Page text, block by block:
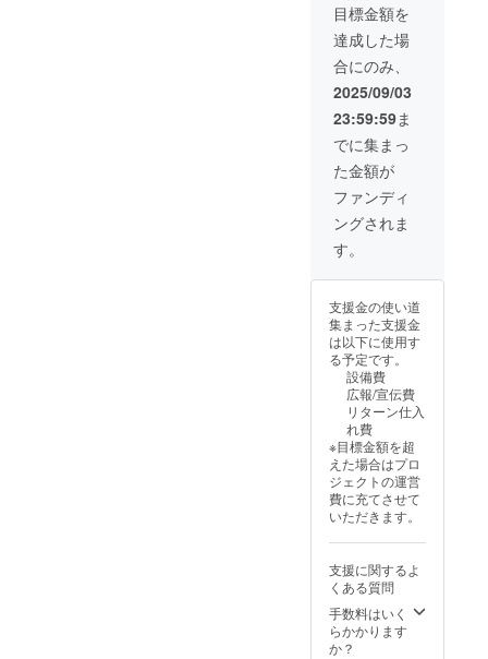
ターン
になり
ます。
Tシャツ
の色は
白と黒
ですが
字体や
色味は
変わる
可能性
があり
ます。
年９
月〜
2026年
８月末
黒 （ス
タッフ
にクラ
ウド
ファン
ディン
グで支
援をし
た旨を
お声掛
けくだ
さ
い。）
はでき
ん。手
渡しで
のリ
ターン
になり
ます。
Tシャツ
白と黒
ですが
字体や
色味は
変わる
可能性
ます。
有効期
限2025
年９
月〜
目標金額を
達成した場
合にのみ、
2025/09/03
23:59:59ま
でに集まっ
た金額が
ファンディ
ングされま
す。
支援金の使い道
集まった支援金
は以下に使用す
る予定です。
設備費
広報/宣伝費
リターン仕入
れ費
※目標金額を超
えた場合はプロ
ジェクトの運営
費に充てさせて
いただきます。
支援に関するよ
くある質問
手数料はいく
らかかります
か？